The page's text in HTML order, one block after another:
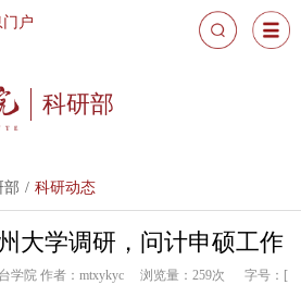
科研部
户
部 / 科研动态
大学调研，问计申硕工作
学院 作者：mtxykyc 浏览量：259次 字号：[